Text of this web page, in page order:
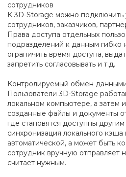
сотрудников
К 3D-Storage можно подключить
сотрудников, заказчиков,
Права доступа отдельных
подразделений к данным гибко
ограничить время доступа,
запретить согласовывать и т.д.
Контролируемый обмен
Пользователи 3D-Storage
локальном компьютере, а затем
созданные файлы и документы
где становятся доступны
синхронизация локального
автоматической, а может быть
сотрудник вручную отправляет
считает нужным.